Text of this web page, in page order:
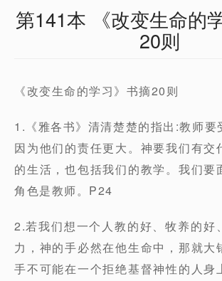
第141本 《改变生命的
20则
《改变生命的学习》书摘20则
1.《雅各书》清清楚楚的指出:教师要
因为他们的责任更大。神要我们有交
的生活，也包括我们的教学。我们要
角色是教师。P24
2.若我们想一个人教的好、牧养的好
力，神的手必然在他生命中，那就大
手不可能在一个拒绝基督神性的人身